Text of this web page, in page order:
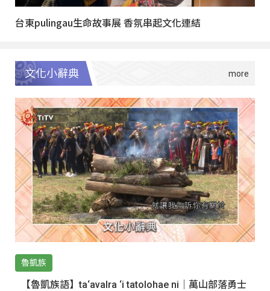
台東pulingau生命故事展 香氛串起文化連結
文化小辭典
魯凱族
【魯凱族語】ta‘avalra ‘i tatolohae ni｜萬山部落勇士